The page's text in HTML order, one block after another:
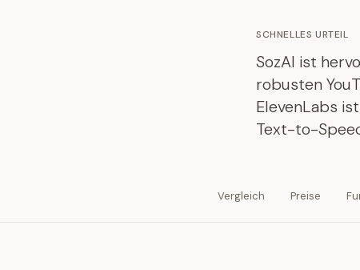
SCHNELLES URTEIL
SozAI ist
robusten
ElevenLabs
Text-to-
Vergleich Preise